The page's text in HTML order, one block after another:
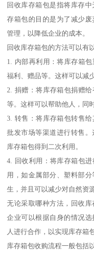
回收库存箱包是指将库存
存箱包的目的是为了减少
管理，以降低企业的成本。
回收库存箱包的方法可以有
1. 内部再利用：将库存箱
福利、赠品等。这样可以减
2. 捐赠：将库存箱包捐赠
等。这样可以帮助他人，同
3. 转售：将库存箱包转售给
批发市场等渠道进行转售
库存箱包得到二次利用。
4. 回收利用：将库存箱包
用，如金属部分、塑料部
生，并且可以减少对自然资
无论采取哪种方法，回收库
企业可以根据自身的情况
人进行合作，以实现库存箱
库存箱包收购流程一般包括